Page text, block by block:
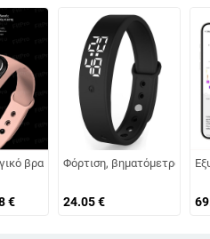
μέτρησης, παρακολούθηση
βραχιόλι M4: παρακολούθηση
€
Φόρτιση, βηματόμετρο,
24.05€